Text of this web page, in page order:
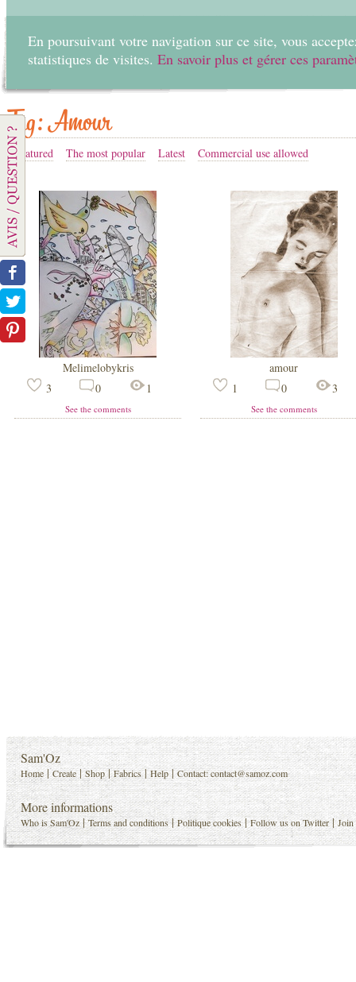
En poursuivant votre navigation sur ce site, vous
statistiques de visites. En savoir plus et gérer ces
Tag: Amour
Featured The most popular Latest Commercial use allowed
Melimelobykris
3
0 1
See the comments
amour
1
0 3
See the comments
Sam'Oz
Home |Create |Shop |Fabrics |Help |Contact:contact@samoz.com
More informations
Who is Sam'Oz |Terms and conditions |Politique cookies |Follow us on Twitter |Join